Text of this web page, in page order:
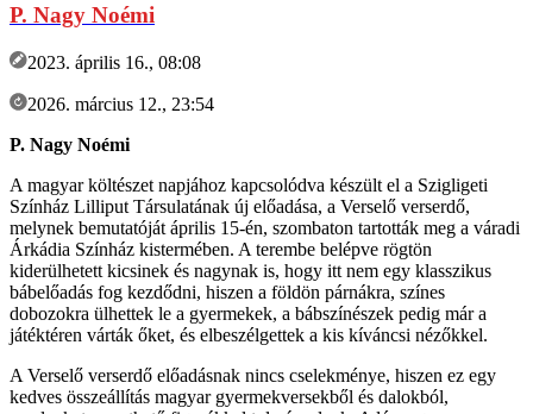
P. Nagy Noémi
2023. április 16., 08:08
2026. március 12., 23:54
P. Nagy Noémi
A magyar költészet napjához kapcsolódva készült el a Szigligeti
Színház Lilliput Társulatának új előadása, a Verselő verserdő,
melynek bemutatóját április 15-én, szombaton tartották meg a váradi
Árkádia Színház kistermében. A terembe belépve rögtön
kiderülhetett kicsinek és nagynak is, hogy itt nem egy klasszikus
bábelőadás fog kezdődni, hiszen a földön párnákra, színes
dobozokra ülhettek le a gyermekek, a bábszínészek pedig már a
játéktéren várták őket, és elbeszélgettek a kis kíváncsi nézőkkel.
A Verselő verserdő előadásnak nincs cselekménye, hiszen ez egy
kedves összeállítás magyar gyermekversekből és dalokból,